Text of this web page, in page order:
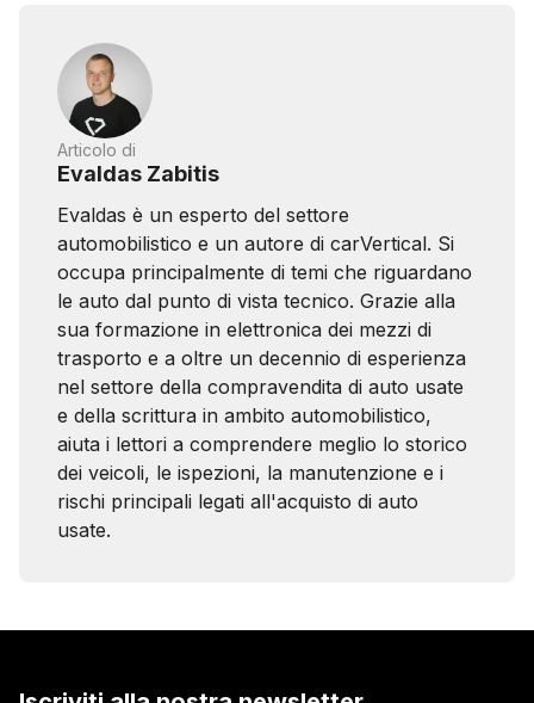
Articolo di
Evaldas Zabitis
Evaldas è un esperto del settore
automobilistico e un autore di carVertical. Si
occupa principalmente di temi che riguardano
le auto dal punto di vista tecnico. Grazie alla
sua formazione in elettronica dei mezzi di
trasporto e a oltre un decennio di esperienza
nel settore della compravendita di auto usate
e della scrittura in ambito automobilistico,
aiuta i lettori a comprendere meglio lo storico
dei veicoli, le ispezioni, la manutenzione e i
rischi principali legati all'acquisto di auto
usate.